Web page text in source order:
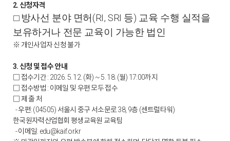
2. 신청자격
□ 방사선 분야 면허(RI, SRI 등) 교육 수행 실적을
보유하거나 전문 교육이 가능한 법인
※ 개인사업자 신청 불가
3. 신청 및 접수 안내
□ 접수기간 : 2026. 5. 12. (화) ~ 5. 18. (월) 17:00까지
□ 접수방법 : 이메일 및 우편 모두 접수
□ 제 출 처
- 우편: (04505) 서울시 중구 서소문로 38, 9층 (센트럴타워)
한국원자력산업협회 평생교육원 교육팀
- 이메일: edu@kaif.or.kr